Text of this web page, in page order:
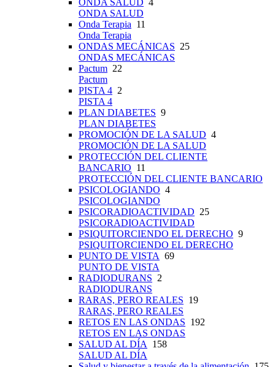
ONDA SALUD 4
ONDA SALUD
Onda Terapia 11
Onda Terapia
ONDAS MECÁNICAS 25
ONDAS MECÁNICAS
Pactum 22
Pactum
PISTA 4 2
PISTA 4
PLAN DIABETES 9
PLAN DIABETES
PROMOCIÓN DE LA SALUD 4
PROMOCIÓN DE LA SALUD
PROTECCIÓN DEL CLIENTE
BANCARIO 11
PROTECCIÓN DEL CLIENTE BANCARIO
PSICOLOGIANDO 4
PSICOLOGIANDO
PSICORADIOACTIVIDAD 25
PSICORADIOACTIVIDAD
PSIQUITORCIENDO EL DERECHO 9
PSIQUITORCIENDO EL DERECHO
PUNTO DE VISTA 69
PUNTO DE VISTA
RADIODURANS 2
RADIODURANS
RARAS, PERO REALES 19
RARAS, PERO REALES
RETOS EN LAS ONDAS 192
RETOS EN LAS ONDAS
SALUD AL DÍA 158
SALUD AL DÍA